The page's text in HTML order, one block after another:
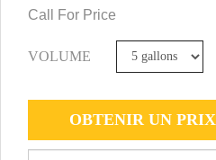
Call For Price
VOLUME
OBTENIR UN PRIX